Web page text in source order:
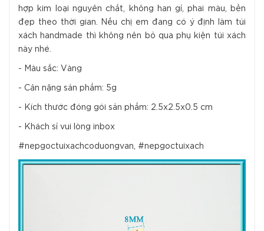
hợp kim loại nguyên chất, không han gỉ, phai màu, bền
đẹp theo thời gian. Nếu chị em đang có ý định làm túi
xách handmade thì không nên bỏ qua phụ kiện túi xách
này nhé.
- Màu sắc: Vàng
- Cân nặng sản phẩm: 5g
- Kích thước đóng gói sản phẩm: 2.5x2.5x0.5 cm
- Khách sỉ vui lòng inbox
#nepgoctuixachcoduongvan, #nepgoctuixach